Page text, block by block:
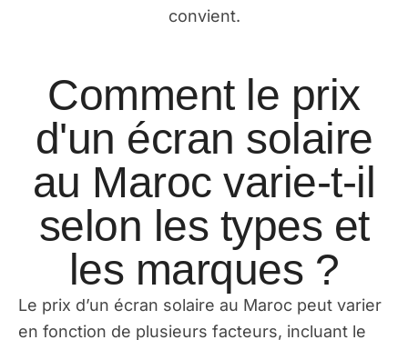
convient.
Comment le prix
d'un écran solaire
au Maroc varie-t-il
selon les types et
les marques ?
Le prix d’un écran solaire au Maroc peut varier
en fonction de plusieurs facteurs, incluant le